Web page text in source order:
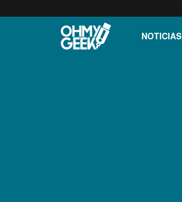
NOTICIAS